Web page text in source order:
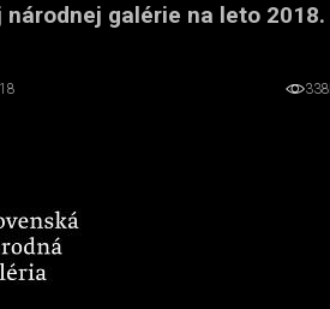
galérie na leto 2018.
338